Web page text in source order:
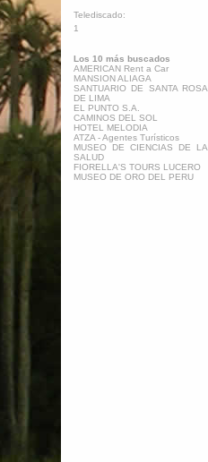
Telediscado:
1
Los 10 más buscados
AMERICAN Rent a Car
MANSION ALIAGA
SANTUARIO DE SANTA ROSA
DE LIMA
EL PUNTO S.A.
CAMINOS DEL SOL
HOTEL MELODIA
ATZA - Agentes Turísticos
MUSEO DE CIENCIAS DE LA
SALUD
FIORELLA'S TOURS LUCERO
MUSEO DE ORO DEL PERU